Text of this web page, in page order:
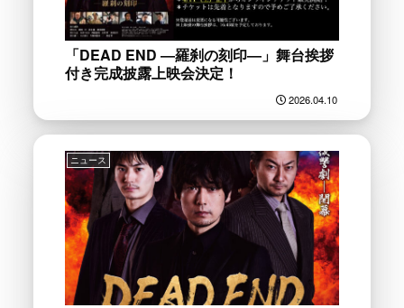
「DEAD END ―羅刹の刻印―」舞台挨拶
付き完成披露上映会決定！
2026.04.10
ニュース